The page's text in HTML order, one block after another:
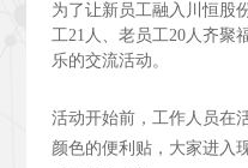
为了让新员工融入川恒股
工21人、老员工20人齐聚
乐的交流活动。
活动开始前，工作人员在
颜色的便利贴，大家进入